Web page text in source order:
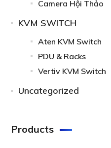
Camera Hội Thảo
KVM SWITCH
Aten KVM Switch
PDU & Racks
Vertiv KVM Switch
Uncategorized
Products